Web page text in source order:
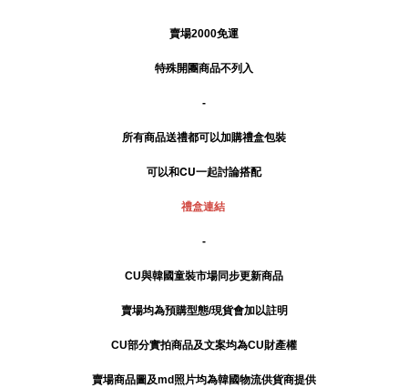
賣場2000免運
特殊開團商品不列入
-
所有商品送禮都可以加購禮盒包裝
可以和CU一起討論搭配
禮盒連結
-
CU與韓國童裝市場同步更新商品
賣場均為預購型態/現貨會加以註明
CU部分實拍商品及文案均為CU財產權
賣場商品圖及md照片均為韓國物流供貨商提供